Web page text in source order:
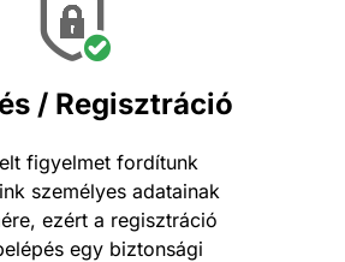
/ Regisztráció
figyelmet fordítunk
személyes adatainak
ezért a regisztráció
egy biztonsági